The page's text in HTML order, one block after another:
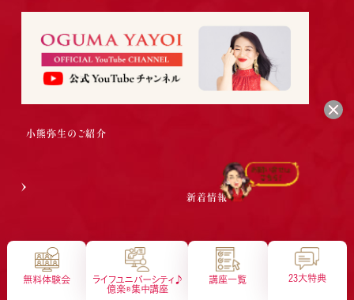
特定商取引法に基づく表示
サイトマップ
無料体験会
ライフユニバーシティ♪
億楽®︎集中講座
講座一覧 23大特典
小熊弥生のご紹介
億楽®メソッドとは
新着情報